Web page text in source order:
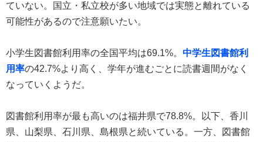
ていない。国立・私立校が多い地域では実態と離れている
可能性があるので注意願いたい。
小学生図書館利用率の全国平均は69.1%。 中学生図書館利
用率の42.7%より高く、学年が進むごとに読書週間がなく
なっていくようだ。
図書館利用率が最も高いのは福井県で78.8%。以下、香川
県、山梨県、石川県、島根県と続いている。一方、図書館